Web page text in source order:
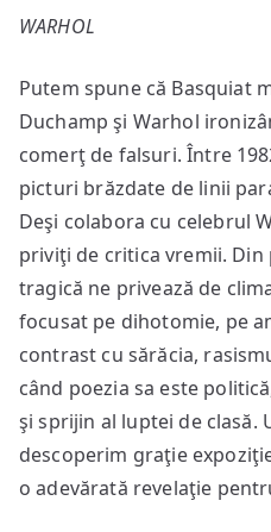
WARHOL
Putem spune că Basquiat
Duchamp şi Warhol
comerţ de falsuri. Între
picturi brăzdate de linii
Deşi colabora cu celebrul
priviţi de critica vremii. Din
tragică ne privează de
focusat pe dihotomie, pe
contrast cu sărăcia,
când poezia sa este
şi sprijin al luptei de clasă.
descoperim graţie
o adevărată revelaţie